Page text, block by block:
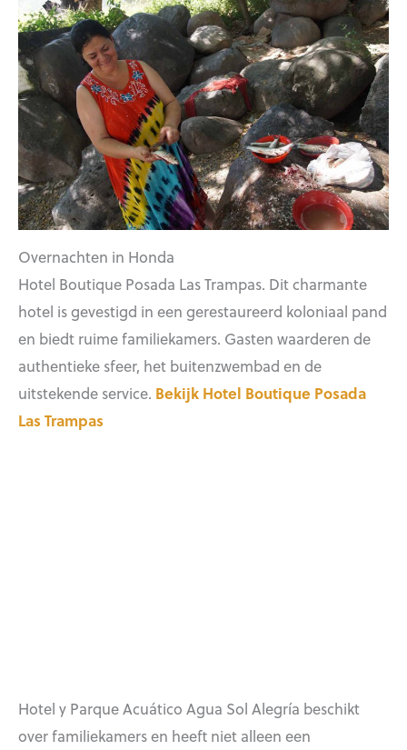
Overnachten in Honda
Hotel Boutique Posada Las Trampas. Dit charmante
hotel is gevestigd in een gerestaureerd koloniaal pand
en biedt ruime familiekamers. Gasten waarderen de
authentieke sfeer, het buitenzwembad en de
uitstekende service. Bekijk Hotel Boutique Posada
Las Trampas
Hotel y Parque Acuático Agua Sol Alegría beschikt
over familiekamers en heeft niet alleen een